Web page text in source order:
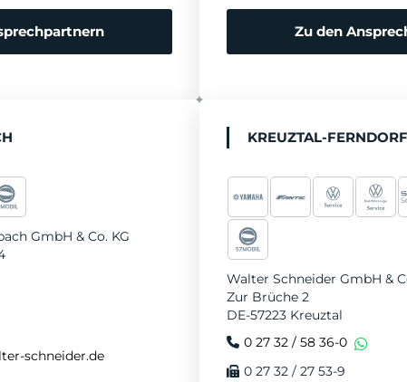
Zu den
GmbH & Co. KG
schneider.de
KREUZTAL-FERNDORF
Walter Schneider GmbH &
Zur Brüche 2
DE-57223 Kreuztal
0 27 32 / 58 36-0
0 27 32 / 27 53-9